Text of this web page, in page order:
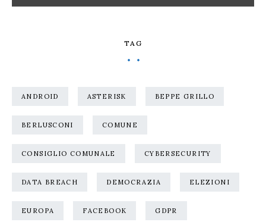
TAG
ANDROID ASTERISK BEPPE GRILLO
BERLUSCONI COMUNE
CONSIGLIO COMUNALE CYBERSECURITY
DATA BREACH DEMOCRAZIA ELEZIONI
EUROPA FACEBOOK GDPR